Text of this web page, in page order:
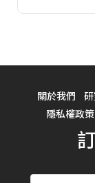
關於我們
隱私權政策